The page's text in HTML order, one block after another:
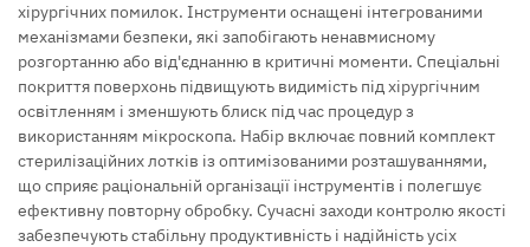
хірургічних помилок. Інструменти оснащені інтегрованими
механізмами безпеки, які запобігають ненавмисному
розгортанню або від'єднанню в критичні моменти. Спеціальні
покриття поверхонь підвищують видимість під хірургічним
освітленням і зменшують блиск під час процедур з
використанням мікроскопа. Набір включає повний комплект
стерилізаційних лотків із оптимізованими розташуваннями,
що сприяє раціональній організації інструментів і полегшує
ефективну повторну обробку. Сучасні заходи контролю якості
забезпечують стабільну продуктивність і надійність усіх